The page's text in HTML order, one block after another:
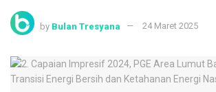
by Bulan Tresyana 24 Maret 2025